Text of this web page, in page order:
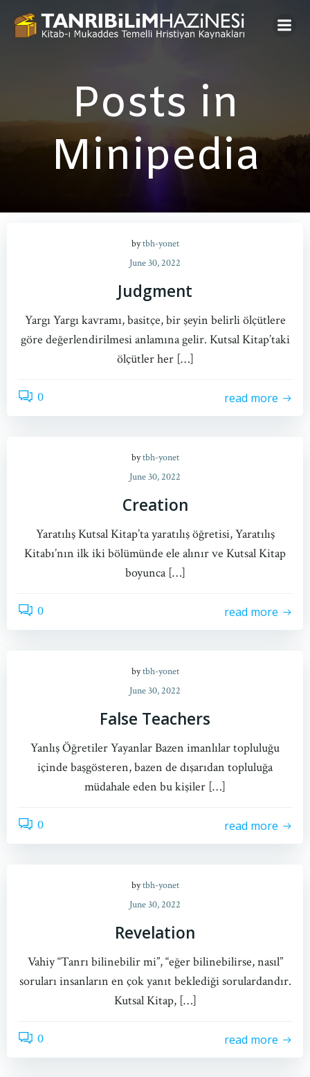
to
Posts in
Minipedia
bytbh-yonet
June 30, 2022
Judgment
Yargı Yargı kavramı, basitçe, bir şeyin belirli ölçütlere
göre değerlendirilmesi anlamına gelir. Kutsal Kitap’taki
ölçütler her […]
0 read more
bytbh-yonet
June 30, 2022
Creation
Yaratılış Kutsal Kitap’ta yaratılış öğretisi, Yaratılış
Kitabı’nın ilk iki bölümünde ele alınır ve Kutsal Kitap
boyunca […]
0 read more
bytbh-yonet
June 30, 2022
False Teachers
Yanlış Öğretiler Yayanlar Bazen imanlılar topluluğu
içinde başgösteren, bazen de dışarıdan topluluğa
müdahale eden bu kişiler […]
0 read more
bytbh-yonet
June 30, 2022
Revelation
Vahiy “Tanrı bilinebilir mi”, “eğer bilinebilirse, nasıl”
soruları insanların en çok yanıt beklediği sorulardandır.
Kutsal Kitap, […]
0 read more